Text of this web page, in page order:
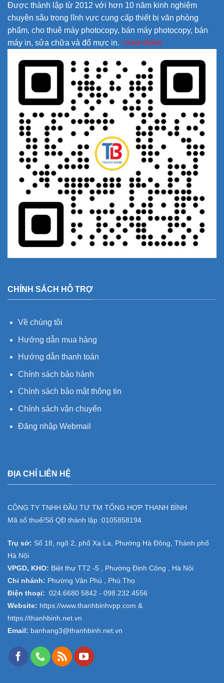
Được thành lập từ 2012 với hơn 10 năm kinh nghiệm
chuyên sâu trong lĩnh vực cung cấp thiết bị văn phòng
phẩm, cho thuê máy photocopy, bán máy photocopy, bán
máy in, sửa chữa và đổ mực in. +Xem thêm
CHÍNH SÁCH HỖ TRỢ
Về chúng tôi
Hướng dẫn mua hàng
Hướng dẫn thanh toán
Chính sách bảo hành
Chính sách bảo mật thông tin
Chính sách vận chuyển
Đăng nhập Webmail
ĐỊA CHỈ LIÊN HỆ
CÔNG TY TNHH ĐẦU TƯ TM TỔNG HỢP THANH BÌNH
Mã số thuế/Số QĐ thành lập :0105858194
Trụ sở: Số 18, ngõ 2, phố Xa La, Phường Hà Đông, Thành phố
Hà Nội
VPGD, KHO: Biệt thự TT2 -5 , Phường Định Công , Hà Nội
Chi nhánh: Phường Văn Phú , Phú Thọ
Điện thoại: 024.6680 5842 - 098.232.4556
Website: https://www.thanhbinhvpp.com &
https://thanhbinh.net.vn
Email: banhang3@thanhbinh.net.vn